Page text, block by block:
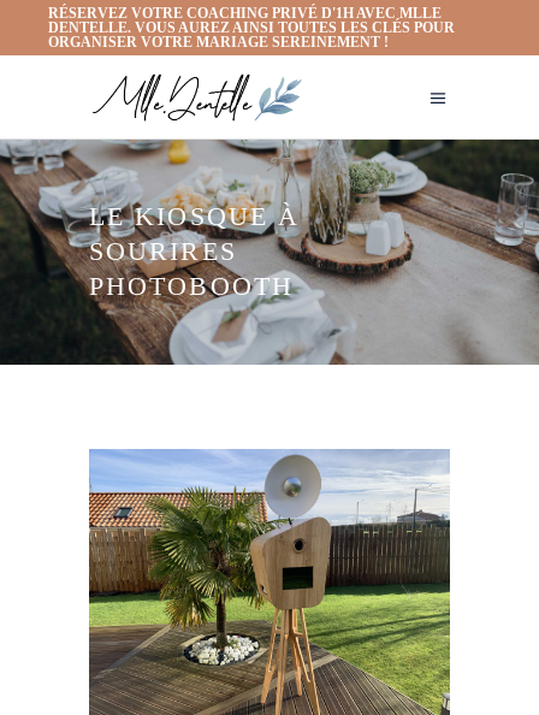
RÉSERVEZ VOTRE COACHING PRIVÉ D'1H AVEC MLLE
DENTELLE. VOUS AUREZ AINSI TOUTES LES CLÉS POUR
ORGANISER VOTRE MARIAGE SEREINEMENT !
LE KIOSQUE À
SOURIRES
PHOTOBOOTH